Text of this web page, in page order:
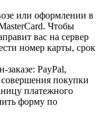
или оформлении в
Чтобы
вас на сервер
номер карты, срок
PayPal,
покупки
платежного
форму по